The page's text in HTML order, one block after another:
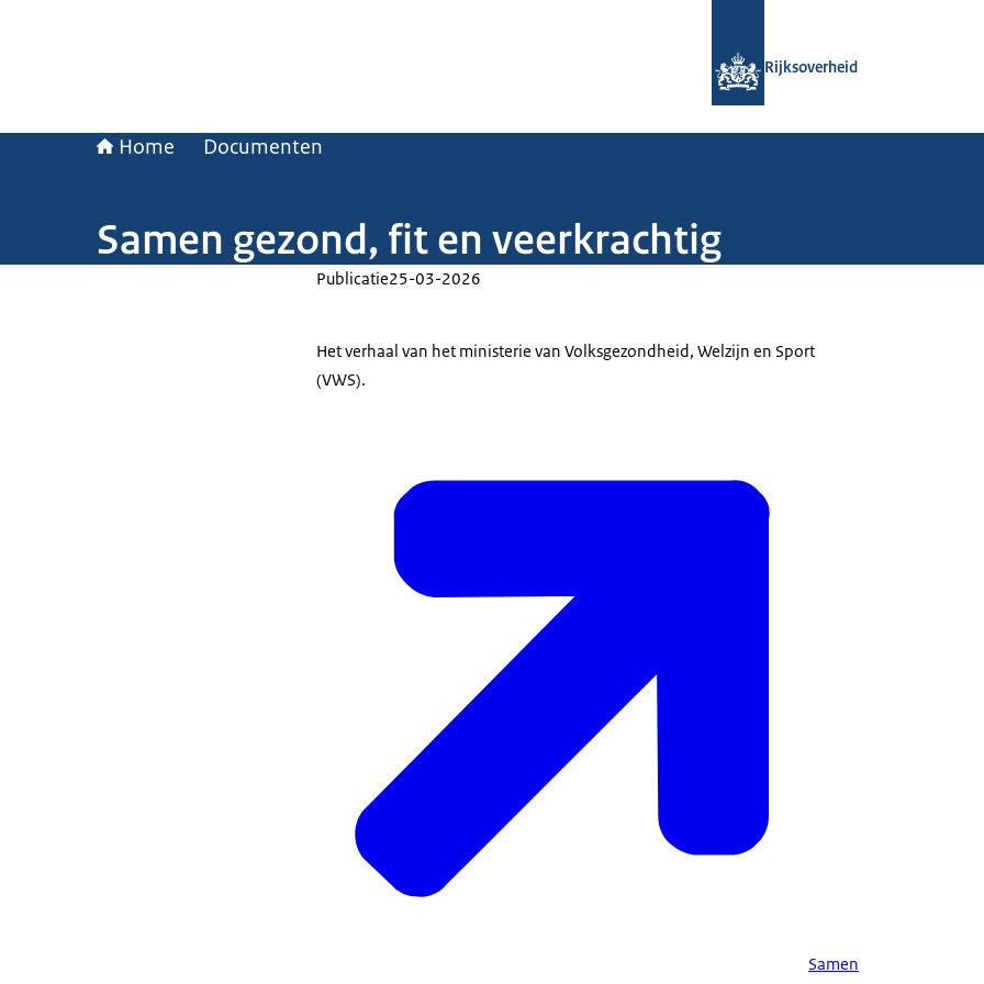
Rijksoverheid
Home Documenten
Samen gezond, fit en veerkrachtig
Publicatie25-03-2026
Het verhaal van het ministerie van Volksgezondheid, Welzijn en Sport
(VWS).
Samen